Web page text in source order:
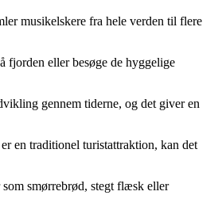
musikelskere fra hele verden til flere
fjorden eller besøge de hyggelige
gennem tiderne, og det giver en
en traditionel turistattraktion, kan det
smørrebrød, stegt flæsk eller